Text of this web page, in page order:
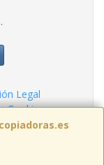
.
Legal
Cookies
Pago